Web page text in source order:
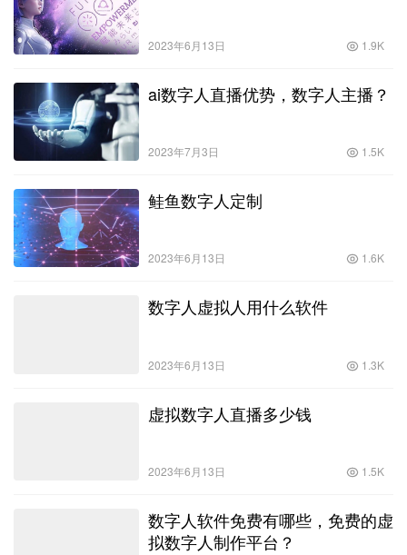
2023年6月13日 1.9K
ai数字人直播优势，数字人主播？
2023年7月3日 1.5K
鲑鱼数字人定制
2023年6月13日 1.6K
数字人虚拟人用什么软件
2023年6月13日 1.3K
虚拟数字人直播多少钱
2023年6月13日 1.5K
数字人软件免费有哪些，免费的虚
拟数字人制作平台？